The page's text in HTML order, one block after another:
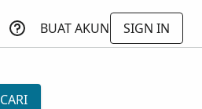
BUAT AKUN
SIGN IN
CARI